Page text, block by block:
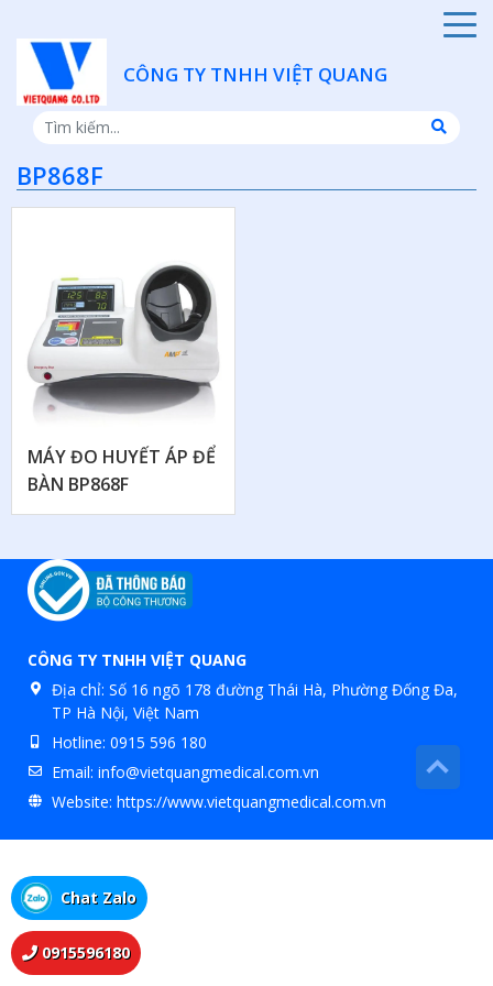
CÔNG TY TNHH VIỆT QUANG
BP868F
MÁY ĐO HUYẾT ÁP ĐỂ
BÀN BP868F
CÔNG TY TNHH VIỆT QUANG
Địa chỉ: Số 16 ngõ 178 đường Thái Hà, Phường Đống Đa,
TP Hà Nội, Việt Nam
Hotline: 0915 596 180
Email: info@vietquangmedical.com.vn
Website: https://www.vietquangmedical.com.vn
0915596180
Chat Zalo